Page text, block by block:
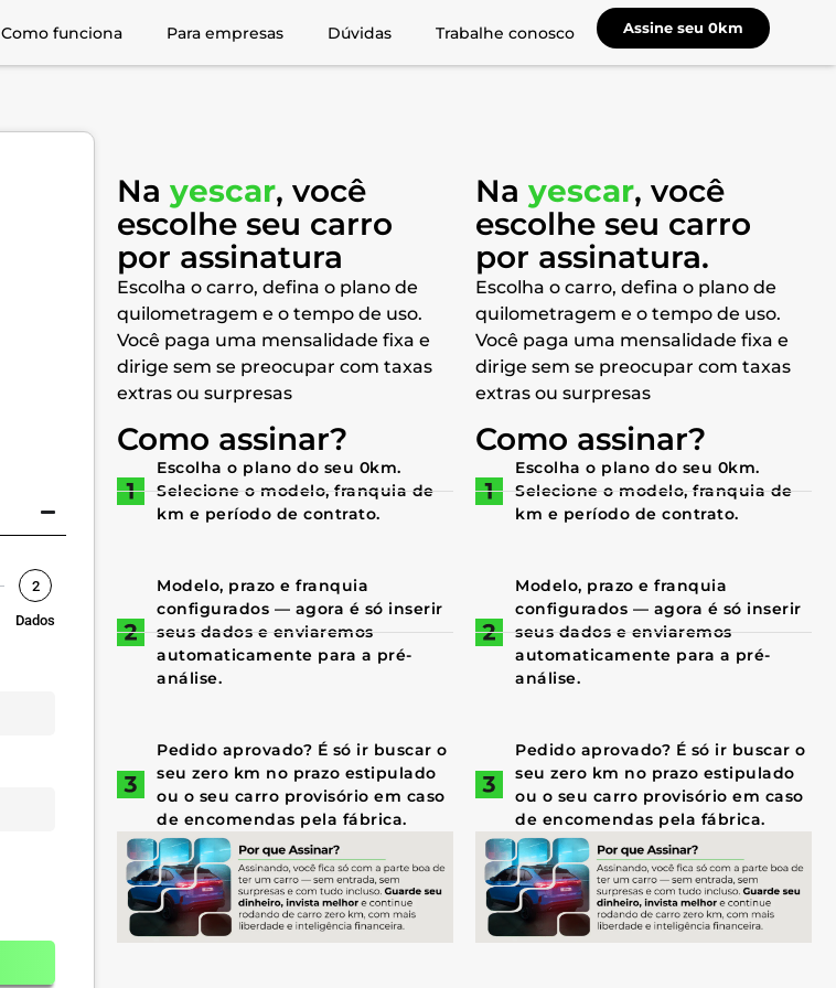
Como funciona Para empresas Dúvidas Trabalhe conosco Assine seu 0km
2
Dados
Na yescar, você
escolhe seu carro
por assinatura
Escolha o carro, defina o plano de
quilometragem e o tempo de uso.
Você paga uma mensalidade fixa e
dirige sem se preocupar com taxas
extras ou surpresas
Como assinar?
Escolha o plano do seu 0km.
Selecione o modelo, franquia de
km e período de contrato.
Modelo, prazo e franquia
configurados — agora é só inserir
seus dados e enviaremos
automaticamente para a pré-
análise.
Pedido aprovado? É só ir buscar o
seu zero km no prazo estipulado
ou o seu carro provisório em caso
de encomendas pela fábrica.
Na yescar, você
escolhe seu carro
por assinatura.
Escolha o carro, defina o plano de
quilometragem e o tempo de uso.
Você paga uma mensalidade fixa e
dirige sem se preocupar com taxas
extras ou surpresas
Como assinar?
Escolha o plano do seu 0km.
Selecione o modelo, franquia de
km e período de contrato.
Modelo, prazo e franquia
configurados — agora é só inserir
seus dados e enviaremos
automaticamente para a pré-
análise.
Pedido aprovado? É só ir buscar o
seu zero km no prazo estipulado
ou o seu carro provisório em caso
de encomendas pela fábrica.